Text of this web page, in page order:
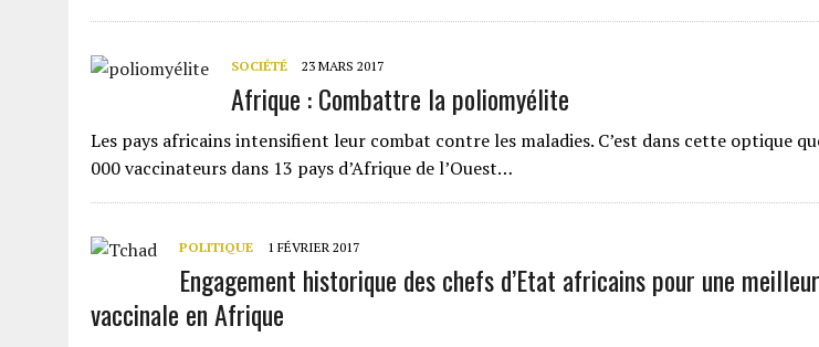
SOCIÉTÉ 23 MARS 2017
Afrique : Combattre la poliomyélite
Les pays africains intensifient leur combat contre les maladies. C’est dans cette optique
000 vaccinateurs dans 13 pays d’Afrique de l’Ouest…
POLITIQUE 1 FÉVRIER 2017
Engagement historique des chefs d’Etat africains pour une
vaccinale en Afrique